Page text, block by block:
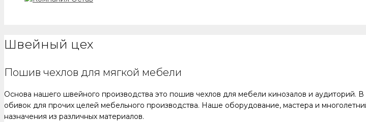
Швейный цех
Пошив чехлов для мягкой мебели
Основа нашего швейного производства это пошив чехлов для мебели кинозалов и
обивок для прочих целей мебельного производства. Наше оборудование, мастера и
назначения из различных материалов.